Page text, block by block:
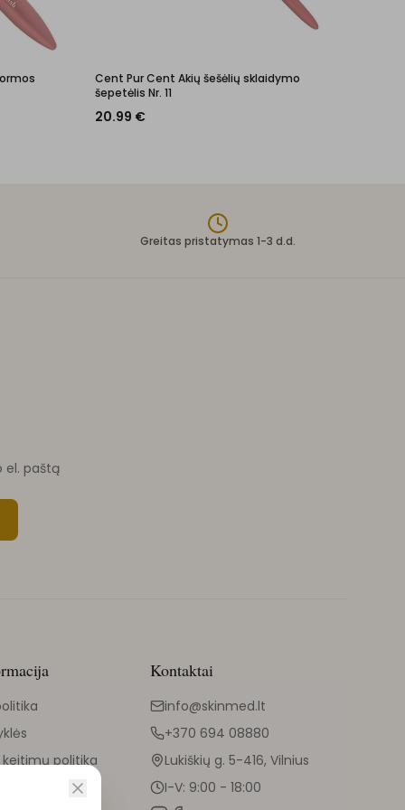
Cent Pur Cent Akių šešėlių sklaidymo
šepetėlis Nr. 11
20.99 €
Greitas pristatymas 1-3 d.d.
el. paštą
politika
Kontaktai
info@skinmed.lt
+370 694 08880
Lukiškių g. 5-416, Vilnius
I-V: 9:00 - 18:00